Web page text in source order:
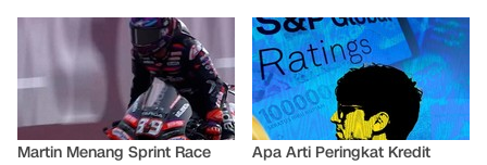
Martin Menang Sprint Race
Apa Arti Peringkat Kredit